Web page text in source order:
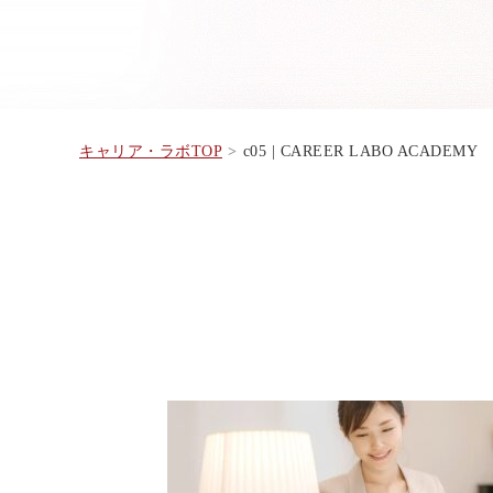
キャリア・ラボTOP c05 | CAREER LABO ACADEMY